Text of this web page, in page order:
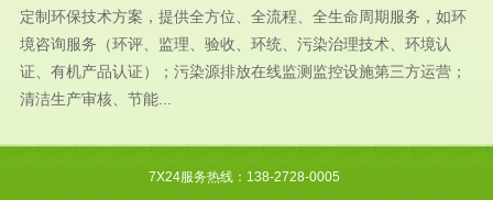
定制环保技术方案，提供全方位、全流程、全生命周期服务，如环
境咨询服务（环评、监理、验收、环统、污染治理技术、环境认
证、有机产品认证）；污染源排放在线监测监控设施第三方运营；
清洁生产审核、节能...
7X24服务热线：138-2728-0005